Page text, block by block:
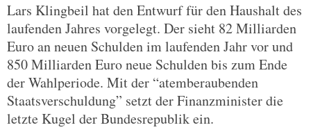
Lars Klingbeil hat den Entwurf für den Haushalt des
laufenden Jahres vorgelegt. Der sieht 82 Milliarden
Euro an neuen Schulden im laufenden Jahr vor und
850 Milliarden Euro neue Schulden bis zum Ende
der Wahlperiode. Mit der “atemberaubenden
Staatsverschuldung” setzt der Finanzminister die
letzte Kugel der Bundesrepublik ein.